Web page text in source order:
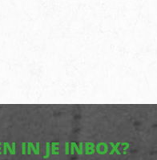
IN JE INBOX?